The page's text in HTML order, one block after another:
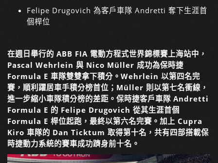
Felipe Drugovich 為客戶車隊 Andretti 奪下生涯首
個桿位
在週日舉行的 ABB FIA 電動方程式世界錦標賽上海站中，
Pascal Wehrlein 與 Nico Müller 成功為保時捷
Formula E 車隊雙雙拿下積分。Wehrlein 以第四名完
賽，順利躍居車手積分榜首位；Müller 則以第七名衝線，
進一步縮小車隊積分榜的差距。保時捷客戶車隊 Andretti
Formula E 的 Felipe Drugovich 從其生涯首個
Formula E 桿位起跑，最終以第六名完賽。加上 Cupra
Kiro 車隊的 Dan Ticktum 取得第十名，共有四部搭載保
時捷動力系統的賽車成功躋身前十名。